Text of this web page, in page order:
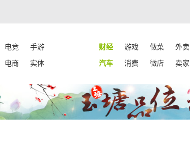
电竞 手游 财经 游戏 做菜 外卖
电商 实体 汽车 消费 微店 卖家